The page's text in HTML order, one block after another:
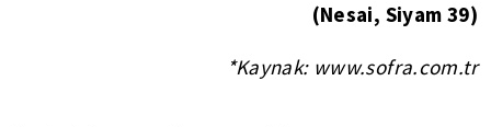
(Nesai, Siyam 39)
*Kaynak: www.sofra.com.tr